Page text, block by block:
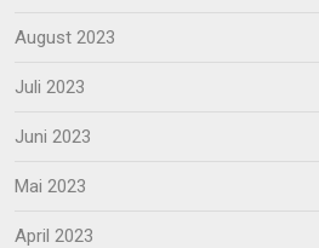
August 2023
Juli 2023
Juni 2023
Mai 2023
April 2023